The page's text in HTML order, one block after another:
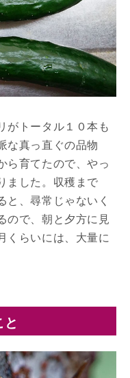
がトータル１０本も
な真っ直ぐの品物
ら育てたので、やっ
ました。収穫まで
と、尋常じゃないく
ので、朝と夕方に見
くらいには、大量に
と